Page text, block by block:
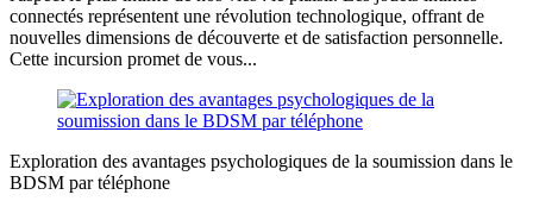
connectés représentent une révolution technologique, offrant de
nouvelles dimensions de découverte et de satisfaction personnelle.
Cette incursion promet de vous...
Exploration des avantages psychologiques de la soumission dans le
BDSM par téléphone